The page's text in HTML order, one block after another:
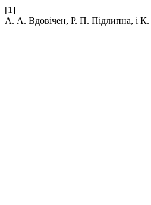
[1]
А. А. Вдовічен, Р. П. Підлипна, і К.